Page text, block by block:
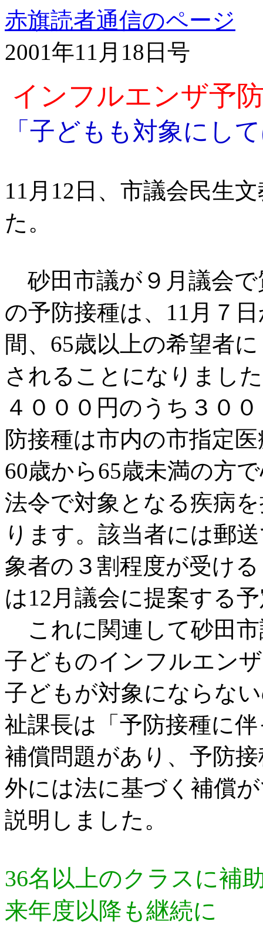
赤旗読者通信のページ
2001年11月18日号
インフルエンザ予
「子どもも対象にし
11月12日、市議会民生
た。
砂田市議が９月議会
の予防接種は、11月７
間、65歳以上の希望者
されることになりまし
４０００円のうち３０
防接種は市内の市指定
60歳から65歳未満の方
法令で対象となる疾病
ります。該当者には郵
象者の３割程度が受け
は12月議会に提案する
これに関連して砂田
子どものインフルエン
子どもが対象にならな
祉課長は「予防接種に
補償問題があり、予防
外には法に基づく補償
説明しました。
36名以上のクラスに補
来年度以降も継続に